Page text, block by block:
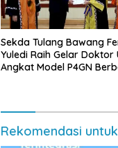
Sekda Tulang Bawang
Yuledi Raih Gelar Doktor
Angkat Model P4GN
Rekomendasi